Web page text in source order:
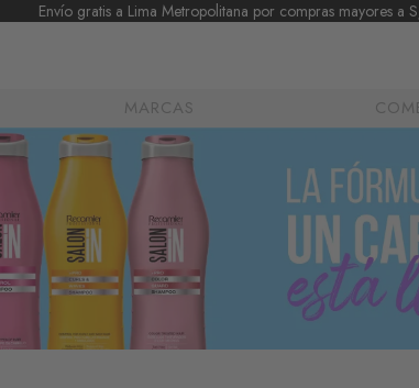
Envío gratis a Lima Metropolitana por compras mayores a
MARCAS